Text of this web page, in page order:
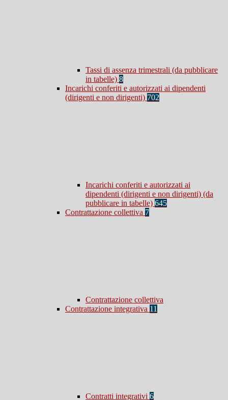
Tassi di assenza trimestrali (da pubblicare
in tabelle) 8
Incarichi conferiti e autorizzati ai dipendenti
(dirigenti e non dirigenti) 702
Incarichi conferiti e autorizzati ai
dipendenti (dirigenti e non dirigenti) (da
pubblicare in tabelle) 645
Contrattazione collettiva 7
Contrattazione collettiva
Contrattazione integrativa 11
Contratti integrativi 6